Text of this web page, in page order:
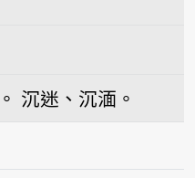
沉迷、沉湎。